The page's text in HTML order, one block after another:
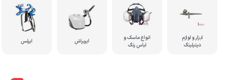
ابزار و لوازم
دیتیلینگ
انواع ماسک و
لباس رنگ
ایربراش ایرلس